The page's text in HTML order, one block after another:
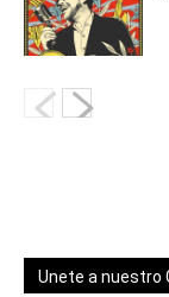
Unete a nuestro